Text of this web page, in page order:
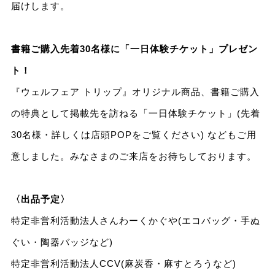
届けします。
書籍ご購入先着30名様に「一日体験チケット」プレゼン
ト！
『ウェルフェア トリップ』オリジナル商品、書籍ご購入
の特典として掲載先を訪ねる「一日体験チケット」(先着
30名様・詳しくは店頭POPをご覧ください) などもご用
意しました。みなさまのご来店をお待ちしております。
〈出品予定〉
特定非営利活動法人さんわーくかぐや(エコバッグ・手ぬ
ぐい・陶器バッジなど)
特定非営利活動法人CCV(麻炭香・麻すとろうなど)